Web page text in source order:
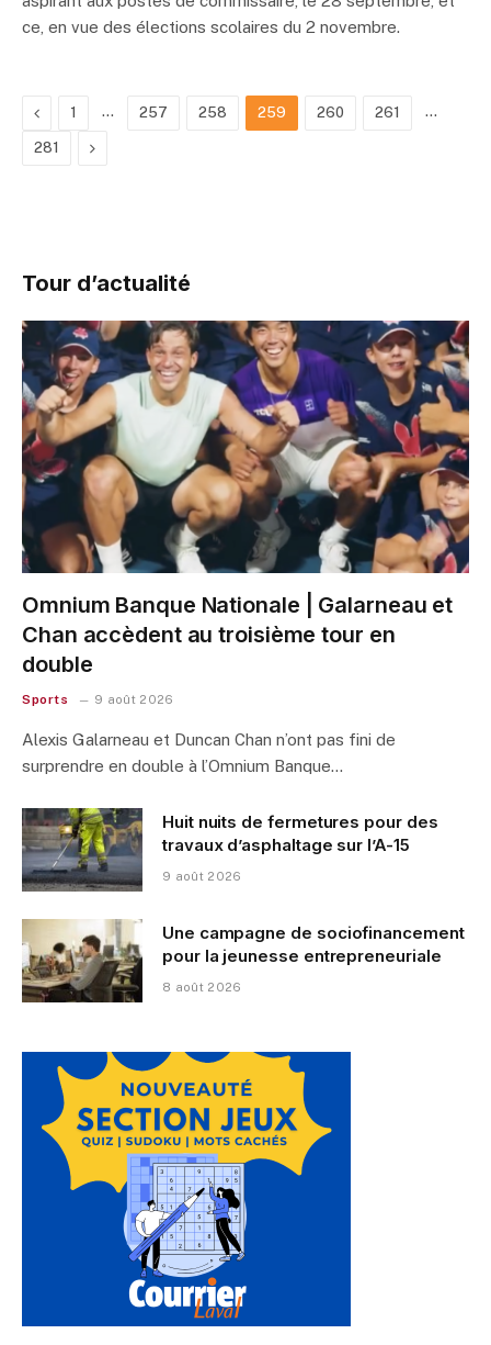
ce, en vue des élections scolaires du 2 novembre.
Previous
1 … 257 258 259 260 261 …
281 Next
Tour d’actualité
Omnium Banque Nationale | Galarneau et
Chan accèdent au troisième tour en
double
Sports 9 août 2026
Alexis Galarneau et Duncan Chan n’ont pas fini de
surprendre en double à l’Omnium Banque…
Huit nuits de fermetures pour des
travaux d’asphaltage sur l’A-15
9 août 2026
Une campagne de sociofinancement
pour la jeunesse entrepreneuriale
8 août 2026